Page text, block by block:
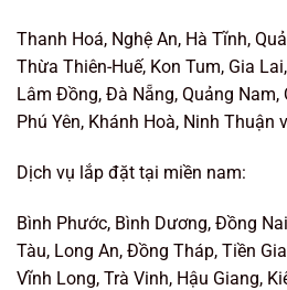
Thanh Hoá, Nghệ An, Hà Tĩnh,
Thừa Thiên-Huế, Kon Tum, Gia
Lâm Đồng, Đà Nẵng, Quảng Nam,
Phú Yên, Khánh Hoà, Ninh Thuận
Dịch vụ lắp đặt tại miền nam:
Bình Phước, Bình Dương, Đồng
Tàu, Long An, Đồng Tháp, Tiền
Vĩnh Long, Trà Vinh, Hậu Giang,